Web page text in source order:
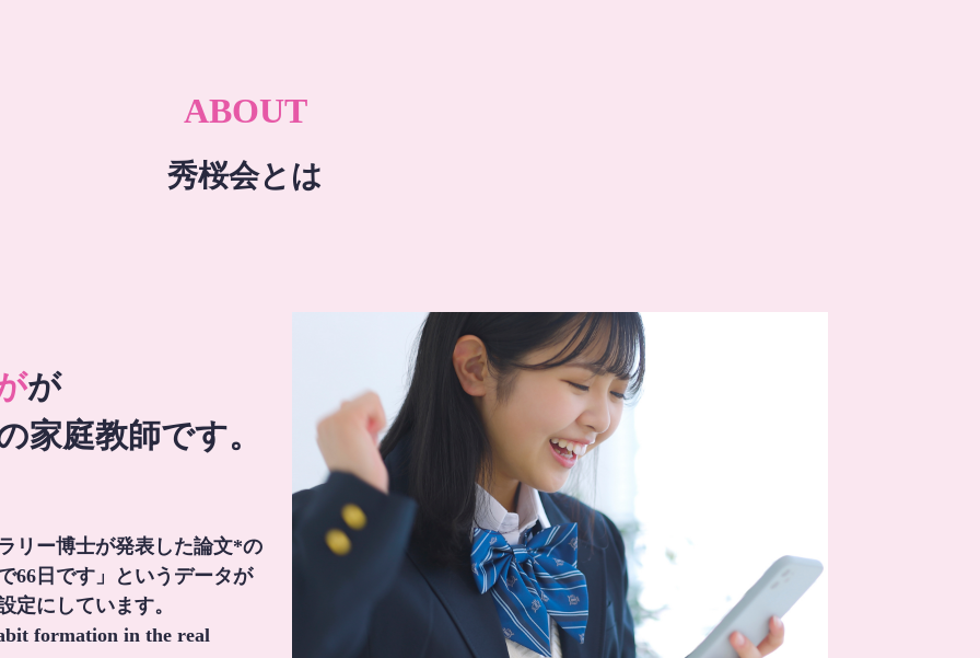
ABOUT
秀桜会とは
が
家庭教師です。
リー博士が発表した論文*の
66日です」というデータが
定にしています。
formation in the real